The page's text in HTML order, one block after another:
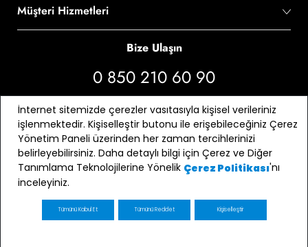
Müşteri Hizmetleri
Bize Ulaşın
0 850 210 60 90
Bizi Takip Edin
İnternet sitemizde çerezler vasıtasıyla kişisel verileriniz
işlenmektedir. Kişiselleştir butonu ile erişebileceğiniz Çerez
Yönetim Paneli üzerinden her zaman tercihlerinizi
belirleyebilirsiniz. Daha detaylı bilgi için Çerez ve Diğer
Tanımlama Teknolojilerine Yönelik Çerez Politikası'nı
inceleyiniz.
Tümünü Kabul Et Tümünü Reddet Kişiselleştir